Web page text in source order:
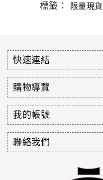
標籤： 限量現貨
快速連結
購物導覽
我的帳號
聯絡我們